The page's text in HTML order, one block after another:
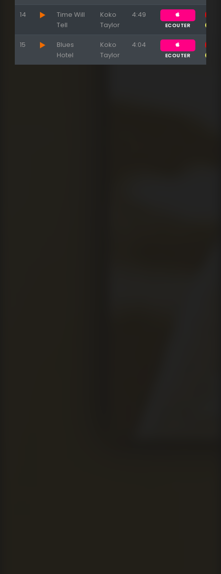
14
Time Will
Tell
Koko
Taylor
4:49
ECOUTER
15
Blues
Hotel
Koko
Taylor
4:04
ECOUTER